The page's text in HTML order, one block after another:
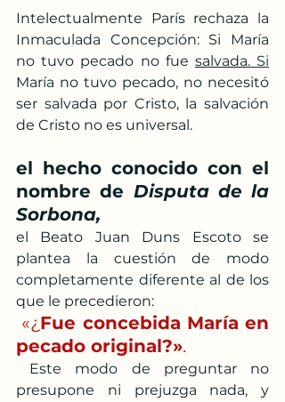
Intelectualmente París rechaza la
Inmaculada Concepción: Si María
no tuvo pecado no fue salvada. Si
María no tuvo pecado, no necesitó
ser salvada por Cristo, la salvación
de Cristo no es universal.
el hecho conocido con el
nombre de Disputa de la
Sorbona,
el Beato Juan Duns Escoto se
plantea la cuestión de modo
completamente diferente al de los
que le precedieron:
«¿ Fue concebida María en
pecado original?».
presupone ni prejuzga nada, y